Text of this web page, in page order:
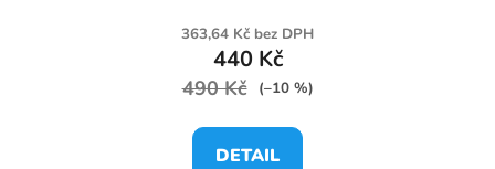
363,64 Kč bez DPH
440 Kč
490 Kč (–10 %)
DETAIL